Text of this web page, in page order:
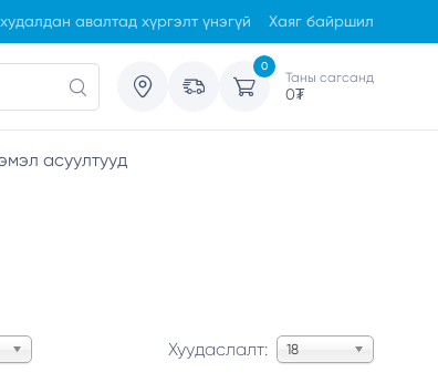
авалтад хүргэлт үнэгүй Хаяг байршил
0
Таны сагсанд
0₮
асуултууд
Хуудаслалт: 18